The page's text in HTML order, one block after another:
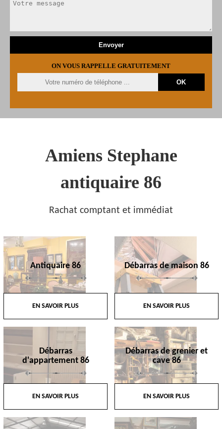
ON VOUS RAPPELLE GRATUITEMENT
Amiens Stephane
antiquaire 86
Rachat comptant et immédiat
Antiquaire 86
EN SAVOIR PLUS
Débarras de maison 86
EN SAVOIR PLUS
Débarras
d'appartement 86
EN SAVOIR PLUS
Débarras de grenier et
cave 86
EN SAVOIR PLUS